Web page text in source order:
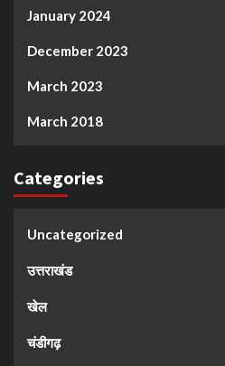
January 2024
December 2023
March 2023
March 2018
Categories
Uncategorized
उत्तराखंड
खेल
चंडीगढ़